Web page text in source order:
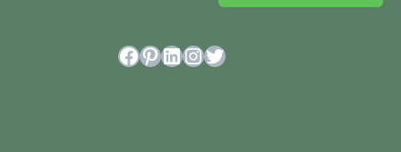
Facebook Pinterest LinkedIn InstagramTwitter